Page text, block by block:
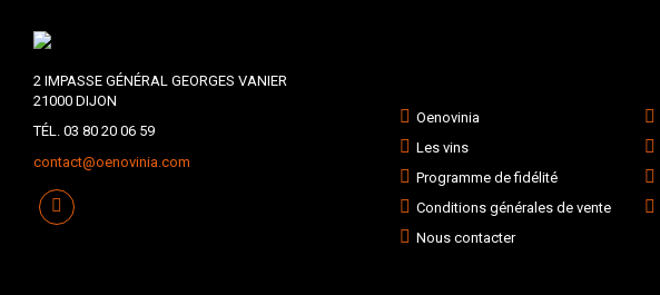
2 IMPASSE GÉNÉRAL GEORGES VANIER
21000 DIJON
TÉL. 03 80 20 06 59
contact@oenovinia.com
Oenovinia
Les vins
Programme de fidélité
Conditions générales de vente
Nous contacter